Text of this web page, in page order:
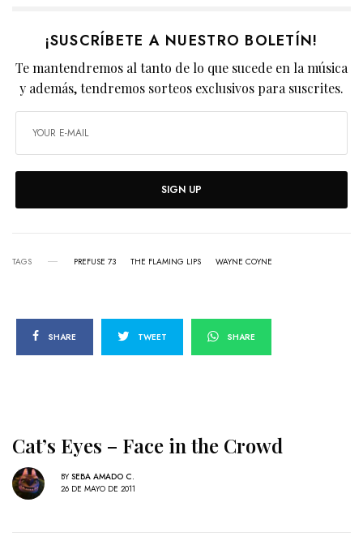
¡SUSCRÍBETE A NUESTRO BOLETÍN!
Te mantendremos al tanto de lo que sucede en la música
y además, tendremos sorteos exclusivos para suscrites.
SIGN UP
TAGS PREFUSE 73 THE FLAMING LIPS WAYNE COYNE
SHARE TWEET SHARE
Cat’s Eyes – Face in the Crowd
BY SEBA AMADO C.
26 DE MAYO DE 2011